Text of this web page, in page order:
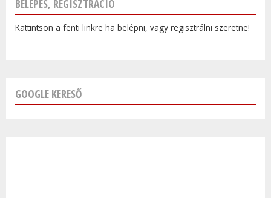
BELÉPÉS, REGISZTRÁCIÓ
Kattintson a fenti linkre ha belépni, vagy regisztrálni szeretne!
GOOGLE KERESŐ